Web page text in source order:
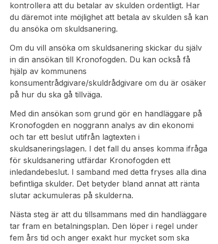
kontrollera att du betalar av skulden ordentligt. Har
du däremot inte möjlighet att betala av skulden så kan
du ansöka om skuldsanering.
Om du vill ansöka om skuldsanering skickar du själv
in din ansökan till Kronofogden. Du kan också få
hjälp av kommunens
konsumentrådgivare/skuldrådgivare om du är osäker
på hur du ska gå tillväga.
Med din ansökan som grund gör en handläggare på
Kronofogden en noggrann analys av din ekonomi
och tar ett beslut utifrån lagtexten i
skuldsaneringslagen. I det fall du anses komma ifråga
för skuldsanering utfärdar Kronofogden ett
inledandebeslut. I samband med detta fryses alla dina
befintliga skulder. Det betyder bland annat att ränta
slutar ackumuleras på skulderna.
Nästa steg är att du tillsammans med din handläggare
tar fram en betalningsplan. Den löper i regel under
fem års tid och anger exakt hur mycket som ska